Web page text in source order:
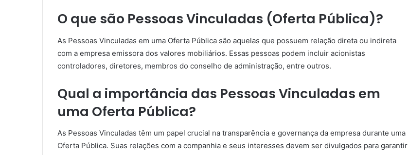
O que são Pessoas Vinculadas (Oferta Pública)?
As Pessoas Vinculadas em uma Oferta Pública são aquelas que possuem relação direta ou indireta
com a empresa emissora dos valores mobiliários. Essas pessoas podem incluir acionistas
controladores, diretores, membros do conselho de administração, entre outros.
Qual a importância das Pessoas Vinculadas em
uma Oferta Pública?
As Pessoas Vinculadas têm um papel crucial na transparência e governança da empresa durante uma
Oferta Pública. Suas relações com a companhia e seus interesses devem ser divulgados para garantir